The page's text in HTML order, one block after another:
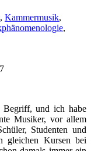
, Kammermusik,
,
und ich habe
Musiker, vor allem
Studenten und
gleichen Kursen bei